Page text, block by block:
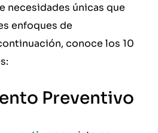
necesidades únicas que
enfoques de
conoce los 10
Preventivo